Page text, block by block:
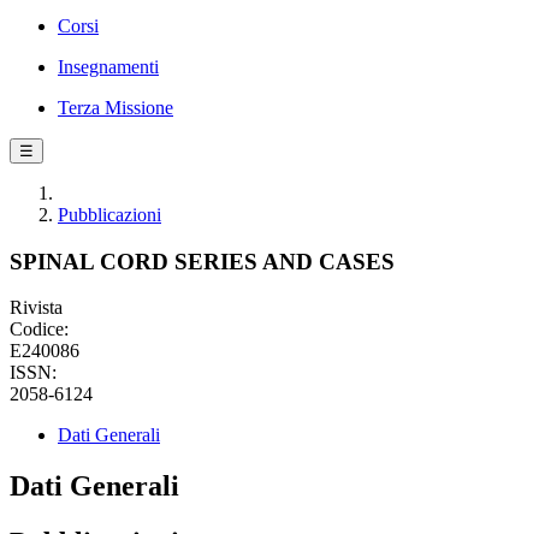
Corsi
Insegnamenti
Terza Missione
☰
Pubblicazioni
SPINAL CORD SERIES AND CASES
Rivista
Codice:
E240086
ISSN:
2058-6124
Dati Generali
Dati Generali